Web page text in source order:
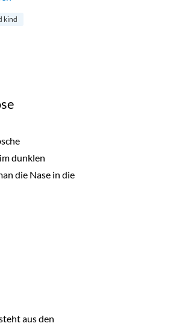
kind
dunklen
die Nase in die
Rose“
aus den